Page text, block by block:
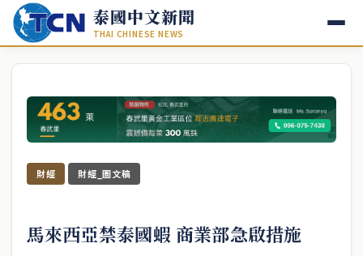
泰國中文新聞
THAI CHINESE NEWS
財經 財經_圖文稿
馬來西亞禁泰國蝦 商業部急啟措施